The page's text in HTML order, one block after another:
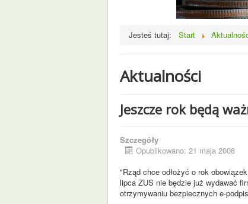
Jesteś tutaj: Start
Aktualności
Jeszcze rok będą
Szczegóły
Opublikowano: 21 maja 2008
"Rząd chce odłożyć o rok
lipca ZUS nie będzie już wydawać
otrzymywaniu bezpiecznych e-